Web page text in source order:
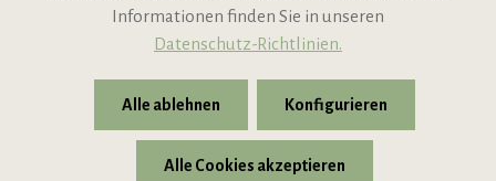
* Alle Preise inkl. gesetzl. Mehrwertsteuer zzgl.Versandkosten
Informationen finden Sie in unseren
Datenschutz-Richtlinien.
Alle ablehnen Konfigurieren
Alle Cookies akzeptieren